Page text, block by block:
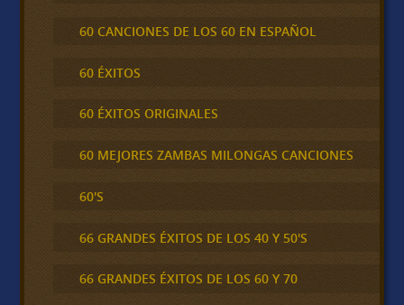
60 CANCIONES DE LOS 60 EN ESPAÑOL
60 ÉXITOS
60 ÉXITOS ORIGINALES
60 MEJORES ZAMBAS MILONGAS CANCIONES
60'S
66 GRANDES ÉXITOS DE LOS 40 Y 50'S
66 GRANDES ÉXITOS DE LOS 60 Y 70